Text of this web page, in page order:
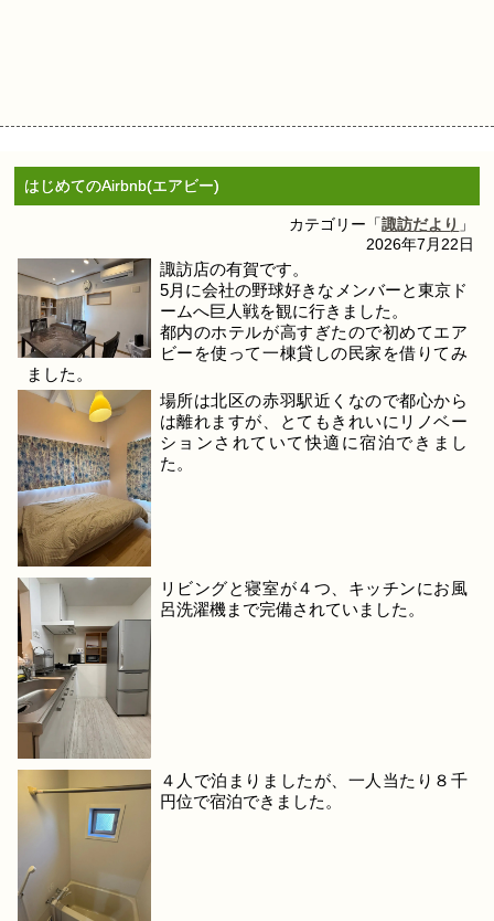
はじめてのAirbnb(エアビー)
カテゴリー「諏訪だより 」
2026年7月22日
諏訪店の有賀です。
5月に会社の野球好きなメンバーと東京ド
ームへ巨人戦を観に行きました。
都内のホテルが高すぎたので初めてエア
ビーを使って一棟貸しの民家を借りてみ
ました。
場所は北区の赤羽駅近くなので都心から
は離れますが、とてもきれいにリノベー
ションされていて快適に宿泊できまし
た。
リビングと寝室が４つ、キッチンにお風
呂洗濯機まで完備されていました。
４人で泊まりましたが、一人当たり８千
円位で宿泊できました。